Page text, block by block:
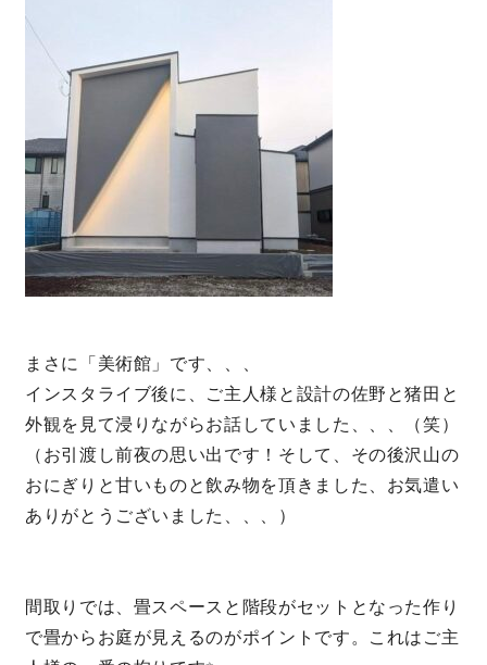
ラインナップ
最響の家
Groovin’
Blue Style
キママプラス
分譲住宅･不動産 スタッフブログ
まさに「美術館」です、、、
インスタライブ後に、 ご主人様と設計の佐野と猪田と
外観を見て浸りながらお話していました、、、（笑）
（お引渡し前夜の思い出です！そして、その後沢山の
おにぎりと甘いものと飲み物を頂きました、お気遣い
ありがとうございました、、、）
間取りでは、畳スペースと階段がセットとなった作り
で畳からお庭が見えるのがポイントです。これはご主